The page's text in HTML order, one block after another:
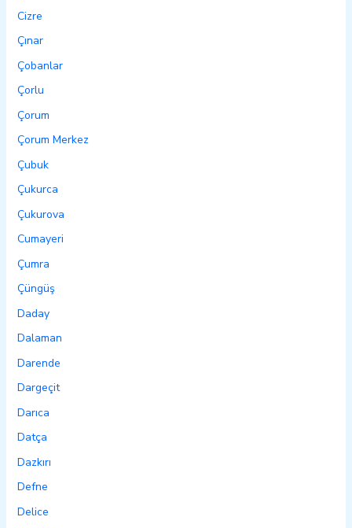
Cizre
Çınar
Çobanlar
Çorlu
Çorum
Çorum Merkez
Çubuk
Çukurca
Çukurova
Cumayeri
Çumra
Çüngüş
Daday
Dalaman
Darende
Dargeçit
Darıca
Datça
Dazkırı
Defne
Delice